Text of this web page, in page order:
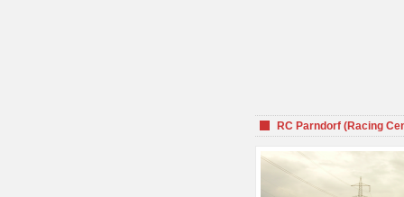
RC Parndorf (Racing